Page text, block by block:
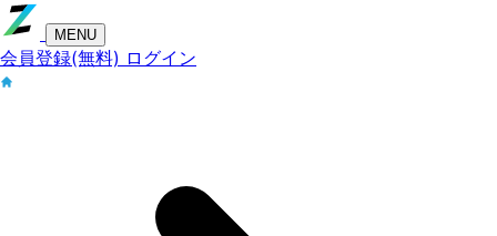
MENU
会員登録(無料) ログイン